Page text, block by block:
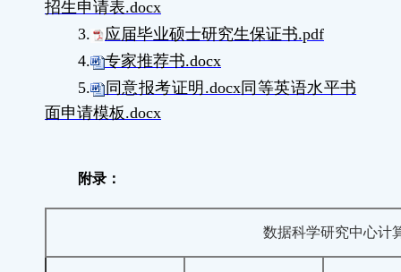
招生申请表.docx
3.
应届毕业硕士研究生保证书.pdf
4.
专家推荐书.docx
5.
同意报考证明.docx同等英语水平书
面申请模板.docx
附录：
数据科学研究中心计